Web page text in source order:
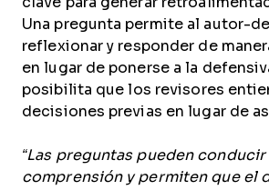
Una pregunta permite al autor-
reflexionar y responder de
en lugar de ponerse a la
posibilita que los revisores
decisiones previas en lugar de
“Las preguntas pueden conducir
comprensión y permiten que el